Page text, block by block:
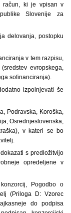
račun, ki je vpisan v
Slovenije za
delovanja, postopku
v tem razpisu,
evropskega,
sofinanciranja).
izpolnjevati še
Podravska, Koroška,
Osrednjeslovenska,
v kateri se bo
s predložitvijo
opredeljene v
Pogodbo o
(Priloga D: Vzorec
do podpisa